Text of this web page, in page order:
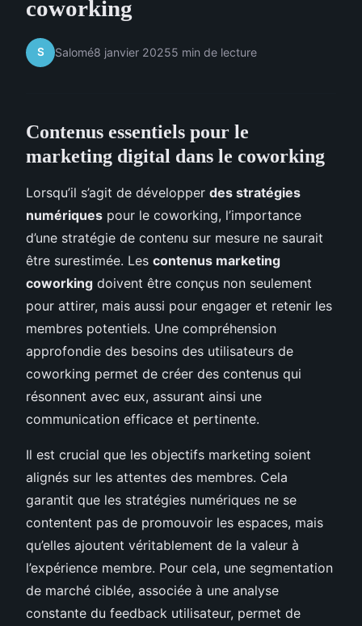
coworking
S Salomé8 janvier 20255 min de lecture
Contenus essentiels pour le
marketing digital dans le coworking
Lorsqu’il s’agit de développer des stratégies
numériques pour le coworking, l’importance
d’une stratégie de contenu sur mesure ne saurait
être surestimée. Les contenus marketing
coworking doivent être conçus non seulement
pour attirer, mais aussi pour engager et retenir les
membres potentiels. Une compréhension
approfondie des besoins des utilisateurs de
coworking permet de créer des contenus qui
résonnent avec eux, assurant ainsi une
communication efficace et pertinente.
Il est crucial que les objectifs marketing soient
alignés sur les attentes des membres. Cela
garantit que les stratégies numériques ne se
contentent pas de promouvoir les espaces, mais
qu’elles ajoutent véritablement de la valeur à
l’expérience membre. Pour cela, une segmentation
de marché ciblée, associée à une analyse
constante du feedback utilisateur, permet de